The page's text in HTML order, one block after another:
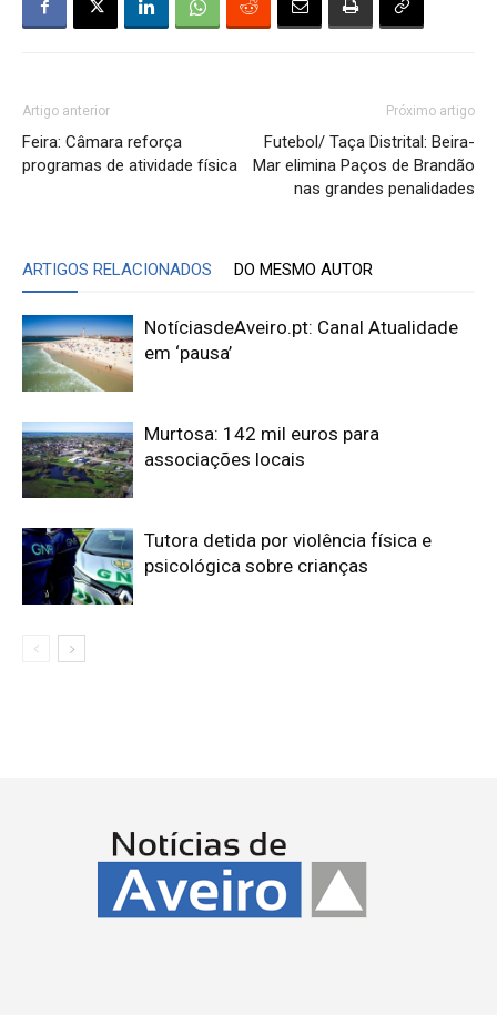
Artigo anterior
Feira: Câmara reforça
programas de atividade física
Próximo artigo
Futebol/ Taça Distrital: Beira-
Mar elimina Paços de Brandão
nas grandes penalidades
ARTIGOS RELACIONADOS DO MESMO AUTOR
NotíciasdeAveiro.pt: Canal Atualidade
em ‘pausa’
Murtosa: 142 mil euros para
associações locais
Tutora detida por violência física e
psicológica sobre crianças